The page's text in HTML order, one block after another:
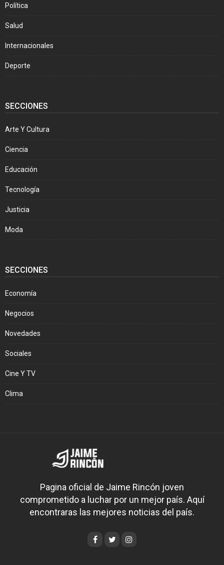
Política
Salud
Internacionales
Deporte
SECCIONES
Arte Y Cultura
Ciencia
Educación
Tecnología
Justicia
Moda
SECCIONES
Economía
Negocios
Novedades
Sociales
Cine Y TV
Clima
Pagina oficial de Jaime Rincón joven
comprometido a luchar por un mejor país. Aquí
encontraras las mejores noticias del país.